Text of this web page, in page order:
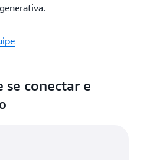
se conectar e